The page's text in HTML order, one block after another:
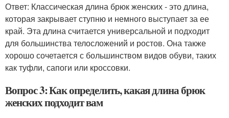
Ответ: Классическая длина брюк женских - это длина,
которая закрывает ступню и немного выступает за ее
край. Эта длина считается универсальной и подходит
для большинства телосложений и ростов. Она также
хорошо сочетается с большинством видов обуви, таких
как туфли, сапоги или кроссовки.
Вопрос 3: Как определить, какая длина брюк
женских подходит вам